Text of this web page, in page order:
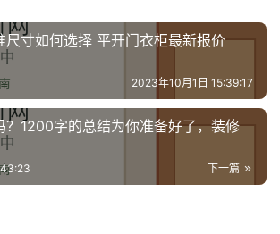
尺寸如何选择 平开门衣柜最新报价
2023年10月1日 15:39:17
？1200字的总结为你准备好了，装修
下一篇